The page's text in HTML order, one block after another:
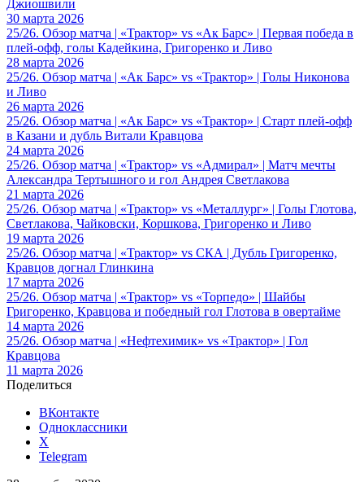
Джиошвили
30 марта 2026
25/26. Обзор матча | «Трактор» vs «Ак Барс» | Первая победа в
плей-офф, голы Кадейкина, Григоренко и Ливо
28 марта 2026
25/26. Обзор матча | «Ак Барс» vs «Трактор» | Голы Никонова
и Ливо
26 марта 2026
25/26. Обзор матча | «Ак Барс» vs «Трактор» | Старт плей-офф
в Казани и дубль Витали Кравцова
24 марта 2026
25/26. Обзор матча | «Трактор» vs «Адмирал» | Матч мечты
Александра Тертышного и гол Андрея Светлакова
21 марта 2026
25/26. Обзор матча | «Трактор» vs «Металлург» | Голы Глотова,
Светлакова, Чайковски, Коршкова, Григоренко и Ливо
19 марта 2026
25/26. Обзор матча | «Трактор» vs СКА | Дубль Григоренко,
Кравцов догнал Глинкина
17 марта 2026
25/26. Обзор матча | «Трактор» vs «Торпедо» | Шайбы
Григоренко, Кравцова и победный гол Глотова в овертайме
14 марта 2026
25/26. Обзор матча | «Нефтехимик» vs «Трактор» | Гол
Кравцова
11 марта 2026
Поделиться
ВКонтакте
Одноклассники
X
Telegram